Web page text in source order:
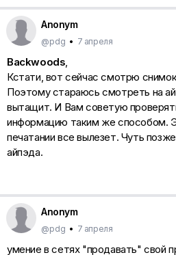
Anonym
@pdg • 7 апреля
Backwoods,
Кстати, вот сейчас смотрю
Поэтому стараюсь смотреть на
вытащит. И Вам советую
информацию таким же способом.
печатании все вылезет. Чуть
айпэда.
Anonym
@pdg • 7 апреля
умение в сетях "продавать" свой